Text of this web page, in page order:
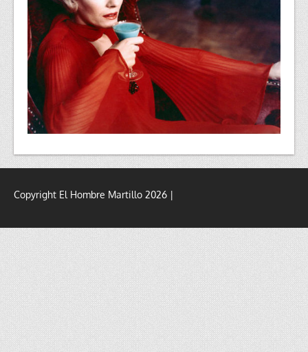
Copyright El Hombre Martillo 2026 |